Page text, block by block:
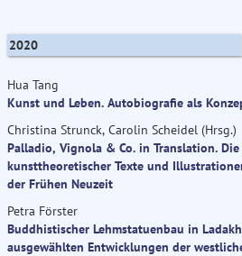
2020
Hua Tang
Kunst und Leben. Autobiografie als
Christina Strunck, Carolin Scheidel (Hrsg.)
Palladio, Vignola & Co. in Translation.
kunsttheoretischer Texte und
der Frühen Neuzeit
Petra Förster
Buddhistischer Lehmstatuenbau in
ausgewählten Entwicklungen der